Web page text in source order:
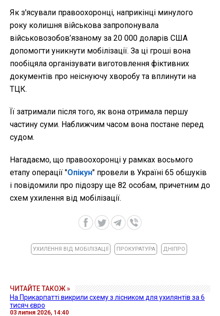
Як з'ясували правоохоронці, наприкінці минулого
року колишня військова запропонувала
військовозобов’язаному за 20 000 доларів США
допомогти уникнути мобілізації. За ці гроші вона
пообіцяла організувати виготовлення фіктивних
документів про неіснуючу хворобу та вплинути на
ТЦК.
Її затримали після того, як вона отримала першу
частину суми. Наближчим часом вона постане перед
судом.
Нагадаємо, що правоохоронці у рамках восьмого
етапу операції "Опікун" провели в Україні 65 обшуків
і повідомили про підозру ще 82 особам, причетним до
схем ухилення від мобілізації.
УХИЛЕННЯ ВІД МОБІЛІЗАЦІЇ ПРОКУРАТУРА ДНІПРО
ЧИТАЙТЕ ТАКОЖ »
На Прикарпатті викрили схему з лісником для ухилянтів за 6
тисяч євро
03 липня 2026, 14:40